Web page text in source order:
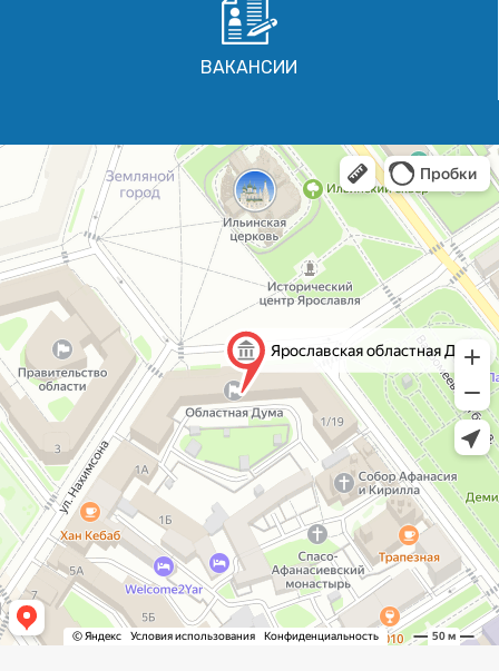
ВАКАНСИИ